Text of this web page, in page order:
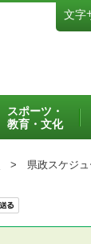
文字
スポーツ・
教育・文化
> 県政スケジュ